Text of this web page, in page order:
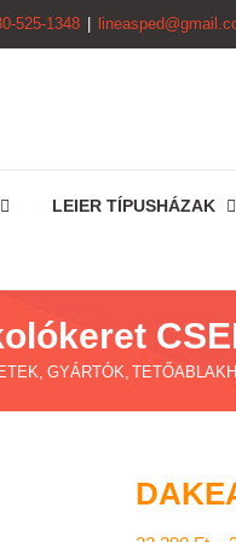
525-1348
LEIER TÍPUSHÁZAK
GYÁRTÓK